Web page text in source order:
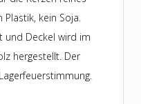
Plastik, kein Soja.
und Deckel wird im
hergestellt. Der